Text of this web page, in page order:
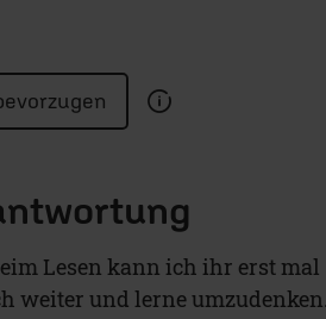
Lesen kann ich ihr erst mal
weiter und lerne umzudenken.